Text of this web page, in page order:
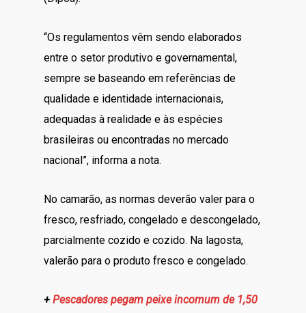
“Os regulamentos vêm sendo elaborados
entre o setor produtivo e governamental,
sempre se baseando em referências de
qualidade e identidade internacionais,
adequadas à realidade e às espécies
brasileiras ou encontradas no mercado
nacional”, informa a nota.
No camarão, as normas deverão valer para o
fresco, resfriado, congelado e descongelado,
parcialmente cozido e cozido. Na lagosta,
valerão para o produto fresco e congelado.
+ Pescadores pegam peixe incomum de 1,50